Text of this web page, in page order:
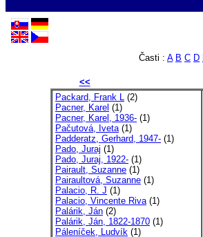
Časti : A B C D
<<
Packard, Frank L (2)
Pacner, Karel (1)
Pacner, Karel, 1936- (1)
Pačutová, Iveta(1)
Padderatz, Gerhard, 1947- (1)
Pado, Juraj (1)
Pado, Juraj, 1922- (1)
Pairault, Suzanne (1)
Pairaultová, Suzanne (1)
Palacio, R. J (1)
Palacio, Vincente Riva(1)
Palárik, Ján (2)
Palárik, Ján, 1822-1870 (1)
Páleníček, Ludvík (1)